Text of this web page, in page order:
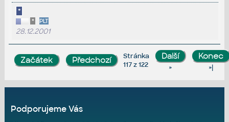
*
* PLT
28.12.2001
Stránka
117 z 122
» »|
Podporujeme Vás